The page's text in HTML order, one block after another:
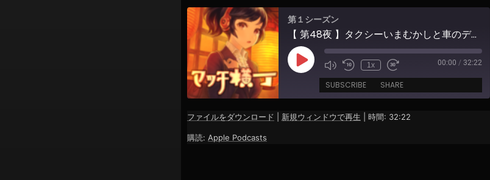
第１シーズン
【 第48夜 】タクシーいまむかしと車のデザイン
Play
Episode
1x 00:00 / 32:22
SUBSCRIBE SHARE
Apple Podcasts
SHARE
ファイルをダウンロード 新規ウィンドウで再生 時間: 32:22
購読: Apple Podcasts